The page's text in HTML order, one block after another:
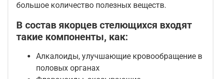
большое количество полезных веществ.
В состав якорцев стелющихся входят
такие компоненты, как:
Алкалоиды, улучшающие кровообращение в
половых органах